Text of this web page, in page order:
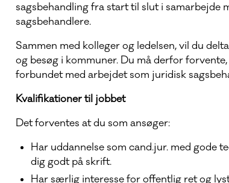
sagsbehandling fra start til slut i samarbejde
sagsbehandlere.
Sammen med kolleger og ledelsen, vil du
og besøg i kommuner. Du må derfor
forbundet med arbejdet som juridisk
Kvalifikationer til jobbet
Det forventes at du som ansøger:
Har uddannelse som cand.jur. med gode
dig godt på skrift.
Har særlig interesse for offentlig ret og